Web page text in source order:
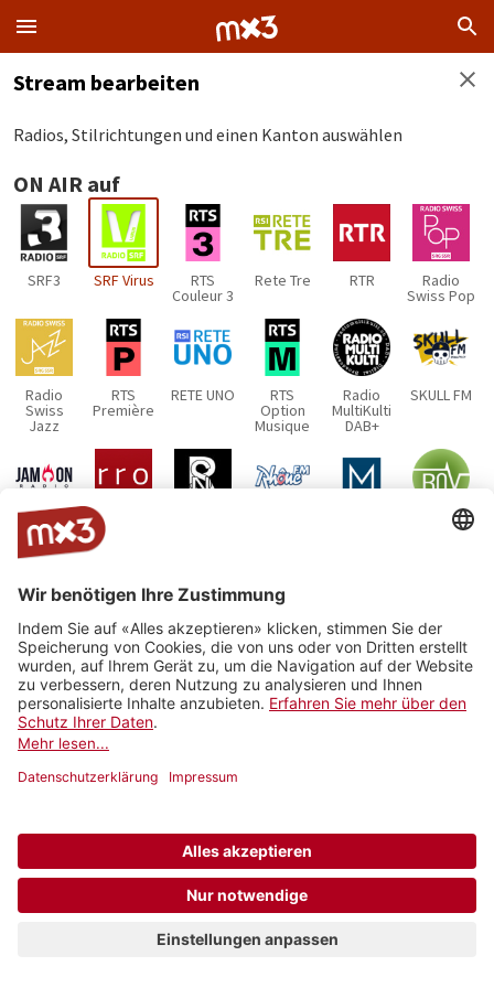
Stream bearbeiten
Radios, Stilrichtungen und einen Kanton auswählen
ON AIR auf
SRF3 SRF Virus RTS
Couleur 3
Rete Tre RTR Radio
Swiss Pop
Radio
Swiss
Jazz
RTS
Première
RETE UNO RTS
Option
Musique
Radio
MultiKulti
DAB+
SKULL FM
Jam On
Radio
rro - radio
oberwallis
RNV -
Vertical
Radio
RADIO
VARMUSIC
Radio
Smash
Radio
grenzenlos
La Fabrik
Kanal K SRF Radio
3FACH TNG
Radio 4
TNG_
Radio Life
Channel Vostok